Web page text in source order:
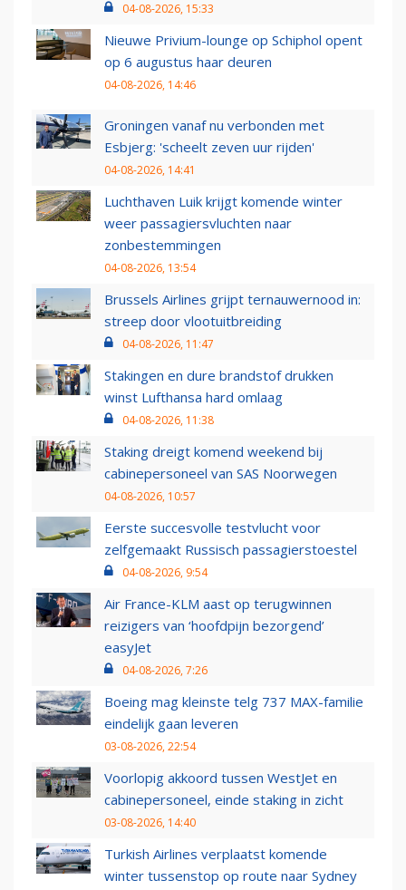
04-08-2026, 15:33
Nieuwe Privium-lounge op Schiphol opent
op 6 augustus haar deuren
04-08-2026, 14:46
Groningen vanaf nu verbonden met
Esbjerg: 'scheelt zeven uur rijden'
04-08-2026, 14:41
Luchthaven Luik krijgt komende winter
weer passagiersvluchten naar
zonbestemmingen
04-08-2026, 13:54
Brussels Airlines grijpt ternauwernood in:
streep door vlootuitbreiding
04-08-2026, 11:47
Stakingen en dure brandstof drukken
winst Lufthansa hard omlaag
04-08-2026, 11:38
Staking dreigt komend weekend bij
cabinepersoneel van SAS Noorwegen
04-08-2026, 10:57
Eerste succesvolle testvlucht voor
zelfgemaakt Russisch passagierstoestel
04-08-2026, 9:54
Air France-KLM aast op terugwinnen
reizigers van ‘hoofdpijn bezorgend’
easyJet
04-08-2026, 7:26
Boeing mag kleinste telg 737 MAX-familie
eindelijk gaan leveren
03-08-2026, 22:54
Voorlopig akkoord tussen WestJet en
cabinepersoneel, einde staking in zicht
03-08-2026, 14:40
Turkish Airlines verplaatst komende
winter tussenstop op route naar Sydney